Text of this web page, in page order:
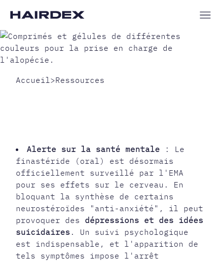
Accueil >Ressources
Alerte sur la santé mentale : Le
finastéride (oral) est désormais
officiellement surveillé par l'EMA
pour ses effets sur le cerveau. En
bloquant la synthèse de certains
neurostéroïdes "anti-anxiété", il peut
provoquer des dépressions et des idées
suicidaires . Un suivi psychologique
est indispensable, et l'apparition de
tels symptômes impose l'arrêt